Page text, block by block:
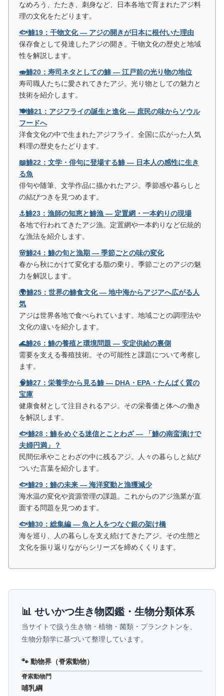
なめろう、たたき、刺身など、日本各地で育まれたアジ料
理の文化をたどります。
🐟鯵19：干物文化 ― アジの開きが日本に根付いた理由
保存食として発達したアジの開き。干物文化の歴史と地域
性を解説します。
🍣鯵20：寿司ネタとしての鯵 ― 江戸前の光り物の地位
寿司職人たちに愛されてきたアジ。光り物としての魅力と
技術を紹介します。
🍽️鯵21：アジフライの誕生と進化 ― 庶民の味からソウル
フードへ
洋食文化の中で生まれたアジフライ。全国に広がった人気
料理の歴史をたどります。
📖鯵22：文学・俳句に登場する鯵 ― 日本人の感性に生き
る魚
俳句や随筆、文学作品に描かれたアジ。季節感や暮らしと
の結びつきを見つめます。
⚓鯵23：漁師の知恵と鯵漁 ― 定置網・一本釣りの現場
各地で行われてきたアジ漁。定置網や一本釣りなど伝統的
な漁法を紹介します。
🌸鯵24：鯵の旬と漁期 ― 季節ごとの味の変化
春から秋にかけて変化する脂の乗り。季節ごとのアジの魅
力を解説します。
🌍鯵25：世界の鯵食文化 ― 地中海からアジアへ広がる人
気
アジは世界各地で食べられています。地域ごとの調理法や
文化の違いを紹介します。
🌊鯵26：鯵の養殖と環境問題 ― 安定供給の裏側
需要を支える養殖技術。その可能性と課題について考察し
ます。
🧠鯵27：栄養学から見る鯵 ― DHA・EPA・たんぱく質の
宝庫
健康食材として注目されるアジ。その栄養価と体への働き
を解説します。
🐟鯵28：鯵をめぐる迷信とことわざ ― 「鯵の南蛮漬けで
夫婦円満」？
民間伝承やことわざの中に残るアジ。人々の暮らしと結び
ついた言葉を紹介します。
🐟鯵29：鯵の未来 ― 海洋変動と漁獲減少
海水温の変化や資源管理の課題。これからのアジ漁業が直
面する問題を見つめます。
🐟鯵30：総集編 ― 魚と人をつなぐ銀の架け橋
海を巡り、人の暮らしを支え続けてきたアジ。その生態と
文化を振り返りながらシリーズを締めくくります。
📊 せいかつ生き物図鑑・生物分類体系
当サイトで扱う生き物・植物・菌類・プランクトンを、
生物分類学に基づいて整理しています。
🐾 動物界（脊索動物）
脊索動物門
哺乳綱